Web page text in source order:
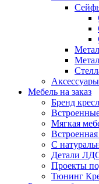
Мебель на заказ
Бренд
Мягкая
С
Детали
Проекты
Тюнинг